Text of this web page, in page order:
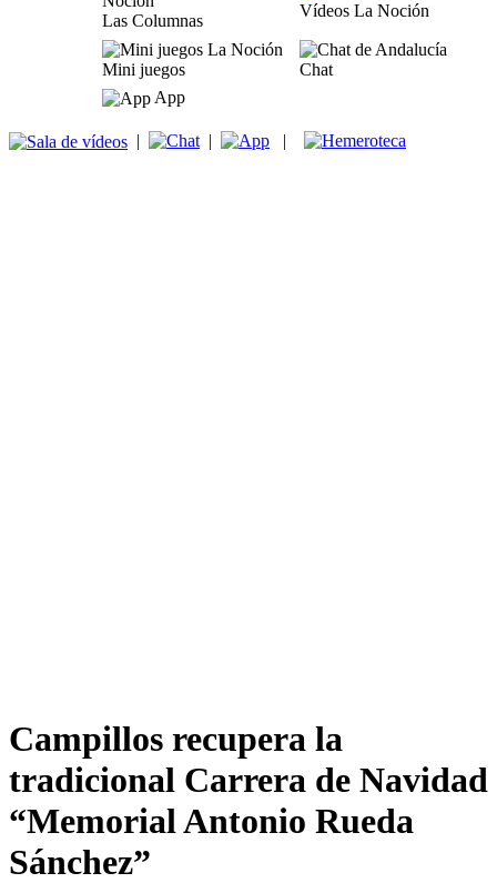
Las Columnas
Vídeos La Noción
Mini juegos
Chat
App
| | |
Campillos recupera la
tradicional Carrera de Navidad
“Memorial Antonio Rueda
Sánchez”